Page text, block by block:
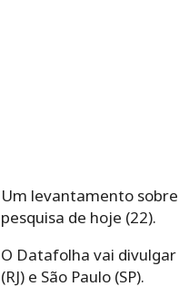
Um levantamento
pesquisa de hoje (22).
O Datafolha vai
(RJ) e São Paulo (SP).